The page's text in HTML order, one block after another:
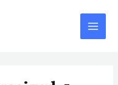
Main
Menu